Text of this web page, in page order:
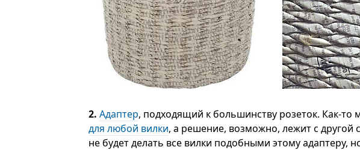
2. Адаптер, подходящий к большинству розеток. Как-то
для любой вилки, а решение, возможно, лежит с другой
не будет делать все вилки подобными этому адаптеру,